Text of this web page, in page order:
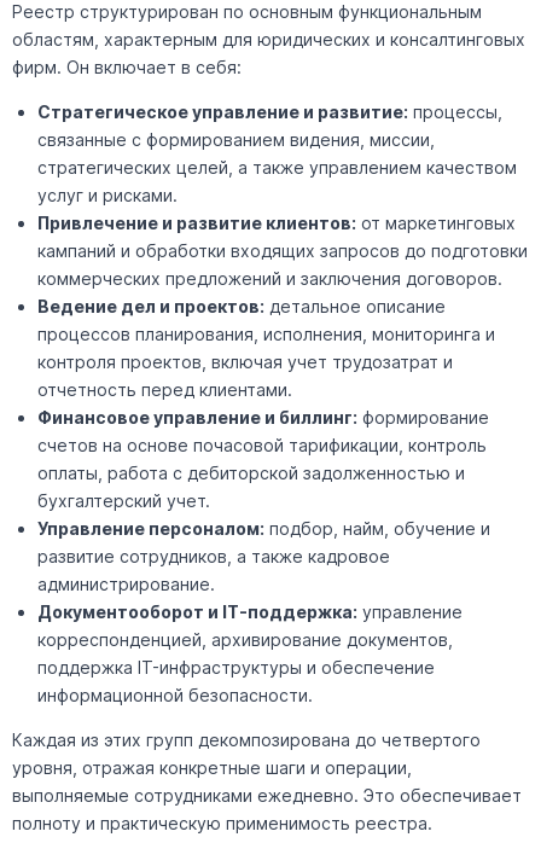
Реестр структурирован по основным функциональным
областям, характерным для юридических и консалтинговых
фирм. Он включает в себя:
Стратегическое управление и развитие: процессы,
связанные с формированием видения, миссии,
стратегических целей, а также управлением качеством
услуг и рисками.
Привлечение и развитие клиентов: от маркетинговых
кампаний и обработки входящих запросов до подготовки
коммерческих предложений и заключения договоров.
Ведение дел и проектов: детальное описание
процессов планирования, исполнения, мониторинга и
контроля проектов, включая учет трудозатрат и
отчетность перед клиентами.
Финансовое управление и биллинг: формирование
счетов на основе почасовой тарификации, контроль
оплаты, работа с дебиторской задолженностью и
бухгалтерский учет.
Управление персоналом: подбор, найм, обучение и
развитие сотрудников, а также кадровое
администрирование.
Документооборот и IT-поддержка: управление
корреспонденцией, архивирование документов,
поддержка IT-инфраструктуры и обеспечение
информационной безопасности.
Каждая из этих групп декомпозирована до четвертого
уровня, отражая конкретные шаги и операции,
выполняемые сотрудниками ежедневно. Это обеспечивает
полноту и практическую применимость реестра.